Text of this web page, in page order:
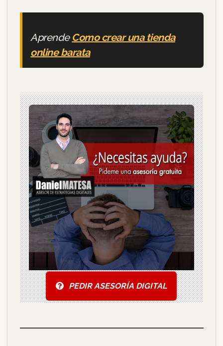
Aprende Como crear una tienda
online barata
PEDIR ASESORÍA DIGITAL